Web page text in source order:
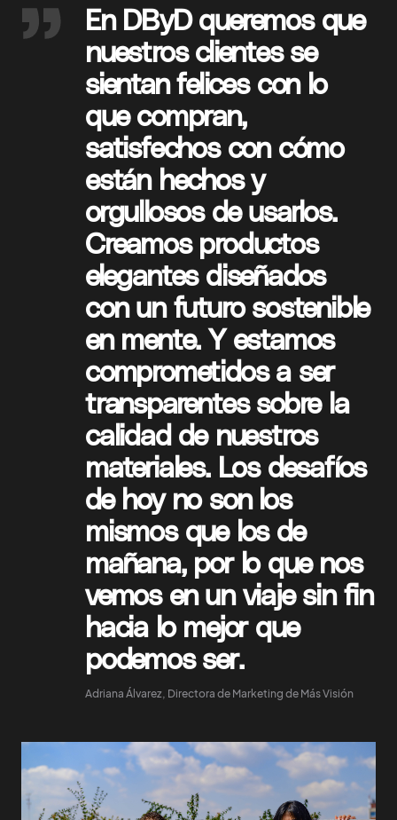
En DByD queremos que
nuestros clientes se
sientan felices con lo
que compran,
satisfechos concómo
están hechosy
orgullosos deusarlos.
Creamosproductos
elegantes diseñados
conun futuro sostenible
en mente.Yestamos
comprometidosa ser
transparentessobrela
calidad de nuestros
materiales. Los desafíos
de hoy no son los
mismos que los de
mañana, por lo quenos
vemosen un viaje sin fin
hacia lo mejor que
podemos ser.
Adriana Álvarez, Directora de Marketing de Más Visión